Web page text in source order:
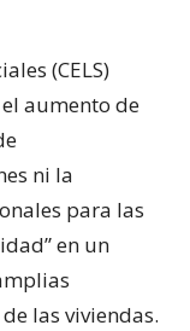
(CELS)
aumento de
ni la
para las
en un
las viviendas.